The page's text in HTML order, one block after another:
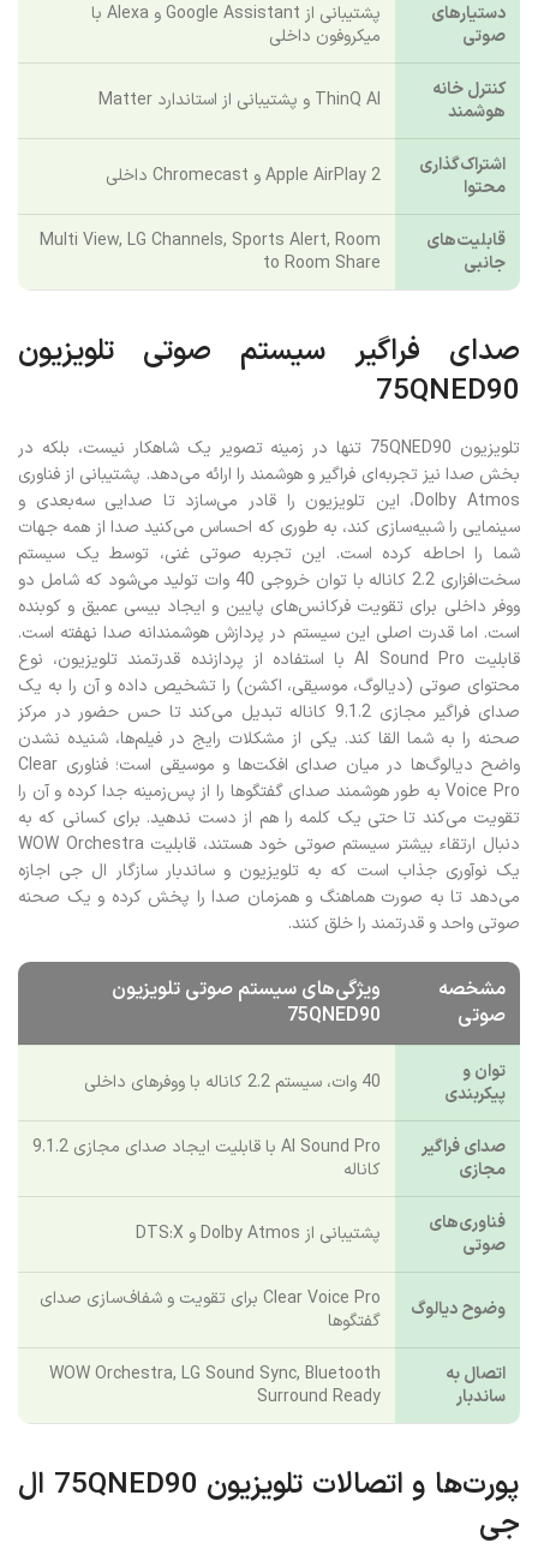
دستیارهای
صوتی
پشتیبانی از Google Assistant و Alexa با
میکروفون داخلی
کنترل خانه
هوشمند
ThinQ AI و پشتیبانی از استاندارد Matter
اشتراک‌گذاری
محتوا
Apple AirPlay 2 و Chromecast داخلی
قابلیت‌های
جانبی
Multi View, LG Channels, Sports Alert, Room
to Room Share
صدای فراگیر سیستم صوتی تلویزیون
75QNED90
تلویزیون 75QNED90 تنها در زمینه تصویر یک شاهکار نیست، بلکه در
بخش صدا نیز تجربه‌ای فراگیر و هوشمند را ارائه می‌دهد. پشتیبانی از فناوری
Dolby Atmos، این تلویزیون را قادر می‌سازد تا صدایی سه‌بعدی و
سینمایی را شبیه‌سازی کند، به طوری که احساس می‌کنید صدا از همه جهات
شما را احاطه کرده است. این تجربه صوتی غنی، توسط یک سیستم
سخت‌افزاری 2.2 کاناله با توان خروجی 40 وات تولید می‌شود که شامل دو
ووفر داخلی برای تقویت فرکانس‌های پایین و ایجاد بیسی عمیق و کوبنده
است. اما قدرت اصلی این سیستم در پردازش هوشمندانه صدا نهفته است.
قابلیت AI Sound Pro با استفاده از پردازنده قدرتمند تلویزیون، نوع
محتوای صوتی (دیالوگ، موسیقی، اکشن) را تشخیص داده و آن را به یک
صدای فراگیر مجازی 9.1.2 کاناله تبدیل می‌کند تا حس حضور در مرکز
صحنه را به شما القا کند. یکی از مشکلات رایج در فیلم‌ها، شنیده نشدن
واضح دیالوگ‌ها در میان صدای افکت‌ها و موسیقی است؛ فناوری Clear
Voice Pro به طور هوشمند صدای گفتگوها را از پس‌زمینه جدا کرده و آن را
تقویت می‌کند تا حتی یک کلمه را هم از دست ندهید. برای کسانی که به
دنبال ارتقاء بیشتر سیستم صوتی خود هستند، قابلیت WOW Orchestra
یک نوآوری جذاب است که به تلویزیون و ساندبار سازگار ال جی اجازه
می‌دهد تا به صورت هماهنگ و همزمان صدا را پخش کرده و یک صحنه
صوتی واحد و قدرتمند را خلق کنند.
مشخصه
صوتی
ویژگی‌های سیستم صوتی تلویزیون
75QNED90
توان و
پیکربندی
40 وات، سیستم 2.2 کاناله با ووفرهای داخلی
صدای فراگیر
مجازی
AI Sound Pro با قابلیت ایجاد صدای مجازی 9.1.2
کاناله
فناوری‌های
صوتی
پشتیبانی از Dolby Atmos و DTS:X
وضوح دیالوگ
Clear Voice Pro برای تقویت و شفاف‌سازی صدای
گفتگوها
اتصال به
ساندبار
WOW Orchestra, LG Sound Sync, Bluetooth
Surround Ready
پورت‌ها و اتصالات تلویزیون 75QNED90 ال
جی